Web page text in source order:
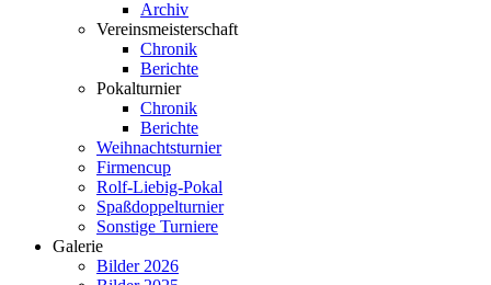
Archiv
Vereinsmeisterschaft
Chronik
Berichte
Pokalturnier
Chronik
Berichte
Weihnachtsturnier
Firmencup
Rolf-Liebig-Pokal
Spaßdoppelturnier
Sonstige Turniere
Galerie
Bilder 2026